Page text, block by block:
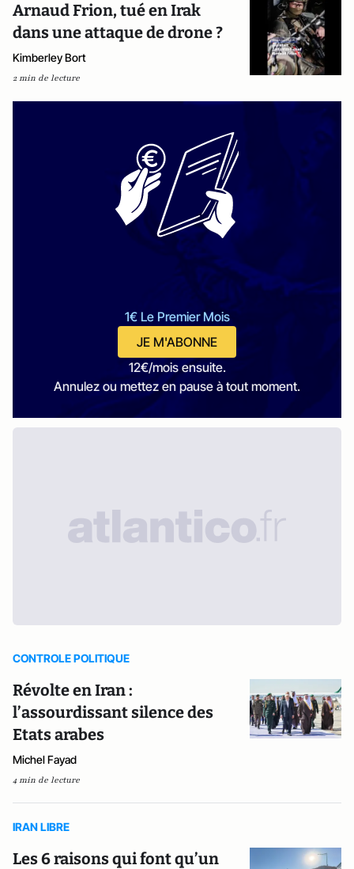
Arnaud Frion, tué en Irak
dans une attaque de drone ?
Kimberley Bort
2 min de lecture
1€ Le Premier Mois
JE M'ABONNE
12€/mois ensuite.
Annulez ou mettez en pause à tout moment.
CONTROLE POLITIQUE
Révolte en Iran :
l’assourdissant silence des
Etats arabes
Michel Fayad
4 min de lecture
IRAN LIBRE
Les 6 raisons qui font qu’un